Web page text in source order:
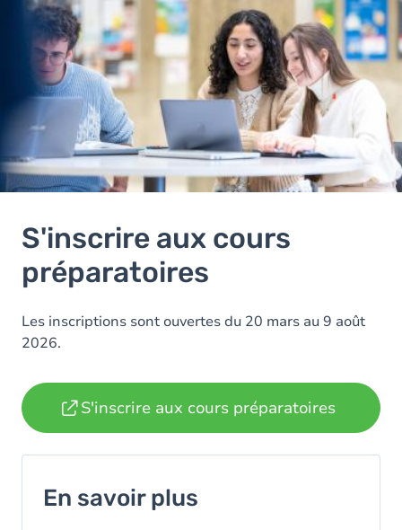
S'inscrire aux cours
préparatoires
Les inscriptions sont ouvertes du 20 mars au 9 août
2026.
S'inscrire aux cours préparatoires
En savoir plus